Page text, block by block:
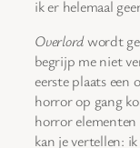
ik er helemaal
Overlordwordt
begrijp me niet
eerste plaats een
horror op gang
horror elementen
kan je vertellen: